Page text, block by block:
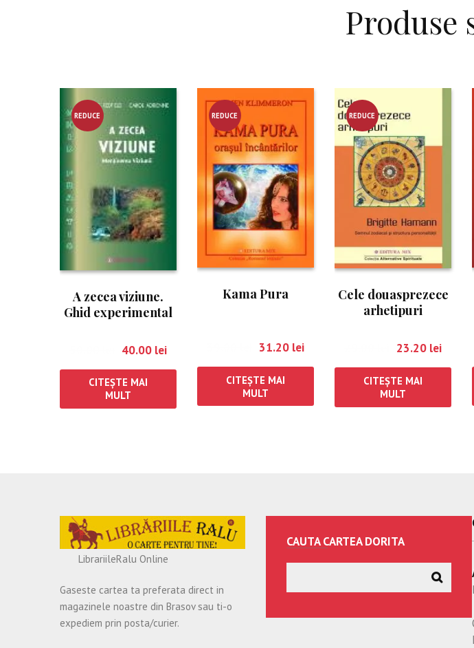
Produse
REDUCE
A zecea viziune.
Ghid experimental
40.00 lei
CITEȘTE MAI
MULT
REDUCE
RE!
Kama Pura
31.20 lei
CITEȘTE MAI
MULT
REDUCE
RE!
Cele douasprezece
arhetipuri
23.20 lei
CITEȘTE MAI
MULT
LibrariileRalu Online
Gaseste cartea ta preferata direct in
magazinele noastre din Brasov sau ti-o
expediem prin posta/curier.
CAUTA CARTEA DORITA